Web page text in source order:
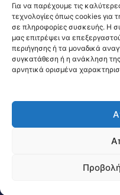
Για να παρέχουμε τις
τεχνολογίες όπως cookies για
σε πληροφορίες συσκευής. Η
μας επιτρέψει να
περιήγησης ή τα μοναδικά
συγκατάθεση ή η ανάκληση
αρνητικά ορισμένα
@2026
Θεσσαλονίκη,
03779